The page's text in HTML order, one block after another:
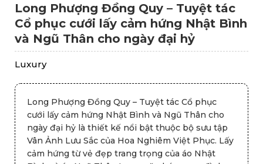
Long Phượng Đồng Quy – Tuyệt tác
Cổ phục cưới lấy cảm hứng Nhật Bình
và Ngũ Thân cho ngày đại hỷ
Luxury
Long Phượng Đồng Quy – Tuyệt tác Cổ phục
cưới lấy cảm hứng Nhật Bình và Ngũ Thân cho
ngày đại hỷ là thiết kế nổi bật thuộc bộ sưu tập
Vân Ảnh Lưu Sắc của Hoa Nghiêm Việt Phục. Lấy
cảm hứng từ vẻ đẹp trang trọng của áo Nhật